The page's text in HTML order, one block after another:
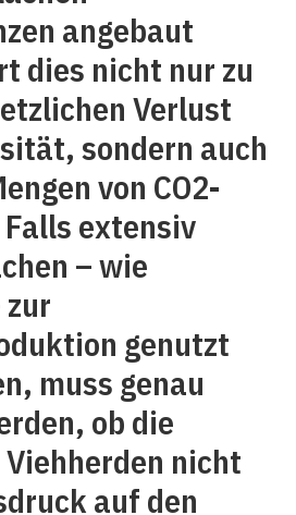
angebaut
dies nicht nur zu
Verlust
sondern auch
von CO2-
extensiv
– wie
genutzt
muss genau
ob die
nicht
auf den